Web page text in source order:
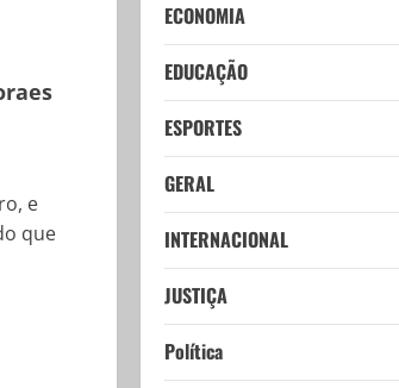
e
que
ECONOMIA
EDUCAÇÃO
ESPORTES
GERAL
INTERNACIONAL
JUSTIÇA
Política